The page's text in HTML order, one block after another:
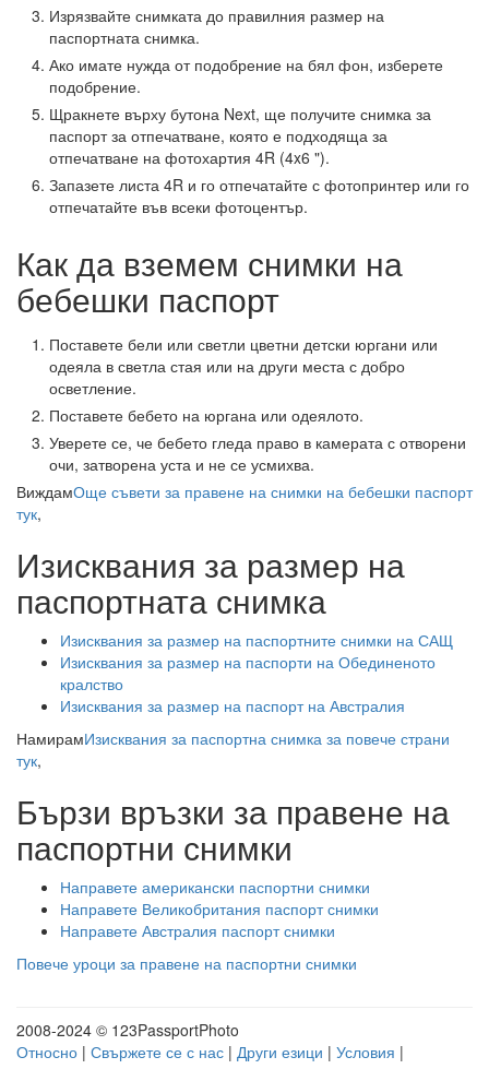
Изрязвайте снимката до правилния размер на
паспортната снимка.
Ако имате нужда от подобрение на бял фон, изберете
подобрение.
Щракнете върху бутона Next, ще получите снимка за
паспорт за отпечатване, която е подходяща за
отпечатване на фотохартия 4R (4x6 ").
Запазете листа 4R и го отпечатайте с фотопринтер или го
отпечатайте във всеки фотоцентър.
Как да вземем снимки на
бебешки паспорт
Поставете бели или светли цветни детски юргани или
одеяла в светла стая или на други места с добро
осветление.
Поставете бебето на юргана или одеялото.
Уверете се, че бебето гледа право в камерата с отворени
очи, затворена уста и не се усмихва.
ВиждамОще съвети за правене на снимки на бебешки паспорт
тук,
Изисквания за размер на
паспортната снимка
Изисквания за размер на паспортните снимки на САЩ
Изисквания за размер на паспорти на Обединеното
кралство
Изисквания за размер на паспорт на Австралия
НамирамИзисквания за паспортна снимка за повече страни
тук,
Бързи връзки за правене на
паспортни снимки
Направете американски паспортни снимки
Направете Великобритания паспорт снимки
Направете Австралия паспорт снимки
Повече уроци за правене на паспортни снимки
2008-2024 © 123PassportPhoto
Относно | Свържете се с нас | Други езици | Условия |